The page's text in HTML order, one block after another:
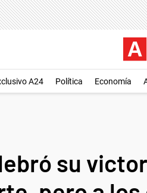
A24 Política Economía
su